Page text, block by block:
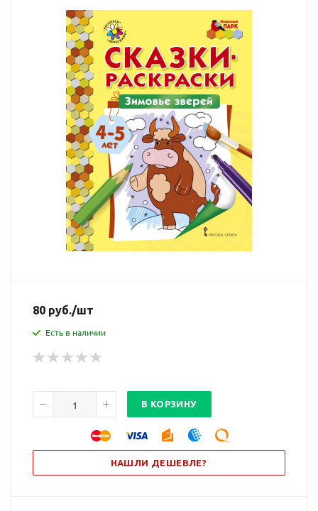
Артикул 9785000929278
80 руб./шт
Есть в наличии
В КОРЗИНУ
НАШЛИ ДЕШЕВЛЕ?